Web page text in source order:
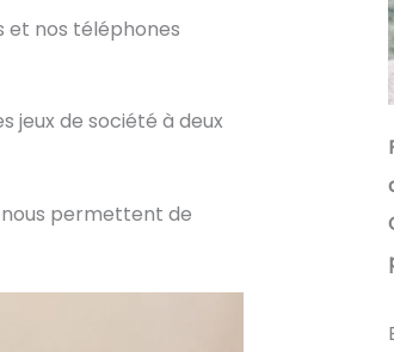
et nos téléphones
jeux de société à deux
permettent de